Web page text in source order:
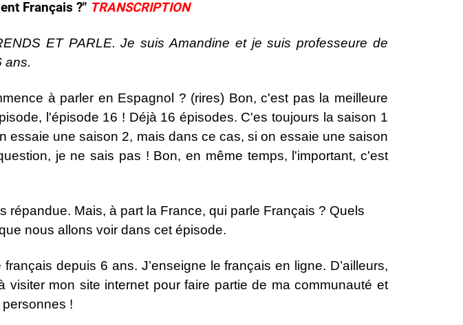
Français ?" TRANSCRIPTION
ET PARLE. Je suis Amandine et je suis professeure de
ans.
à parler en Espagnol ? (rires) Bon, c'est pas la meilleure
l'épisode 16 ! Déjà 16 épisodes. C'es toujours la saison 1
une saison 2, mais dans ce cas, si on essaie une saison
je ne sais pas ! Bon, en même temps, l'important, c'est
répandue. Mais, à part la France, qui parle Français ? Quels
nous allons voir dans cet épisode.
depuis 6 ans. J’enseigne le français en ligne. D’ailleurs,
visiter mon site internet pour faire partie de ma communauté et
!